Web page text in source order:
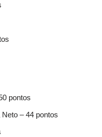
pontos
– 44 pontos